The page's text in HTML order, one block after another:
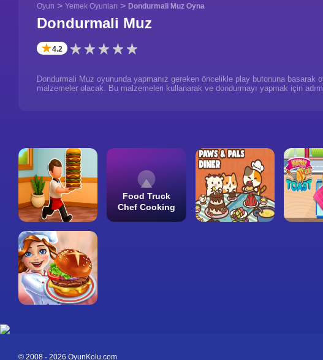
Oyun > Yemek Oyunları > Dondurmali Muz Oyna
Dondurmali Muz
✭4.2
Dondurmali Muz oyununda yapmanız gereken öncelikle play butonuna basarak
malzemeler olacak. Bu malzemeleri kullanarak ve dondurmayı yapmak için
Food Truck
Chef Cooking
© 2008 - 2026 OyunKolu.com